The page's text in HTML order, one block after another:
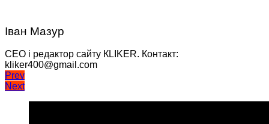
Іван Мазур
CEO і редактор сайту КLIKER. Контакт:
kliker400@gmail.com
Навігація
записів
Prev
Next